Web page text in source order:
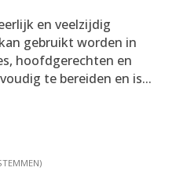
en veelzijdig
gebruikt worden in
hoofdgerechten en
te bereiden en is...